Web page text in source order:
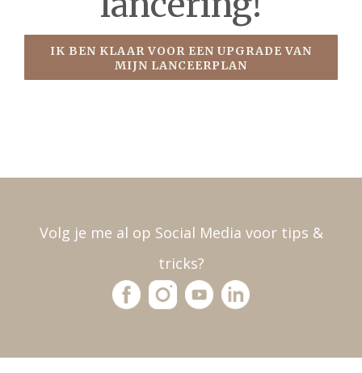
IK BEN KLAAR VOOR EEN UPGRADE VAN
MIJN LANCEERPLAN
Volg je me al op Social Media voor tips &
tricks?